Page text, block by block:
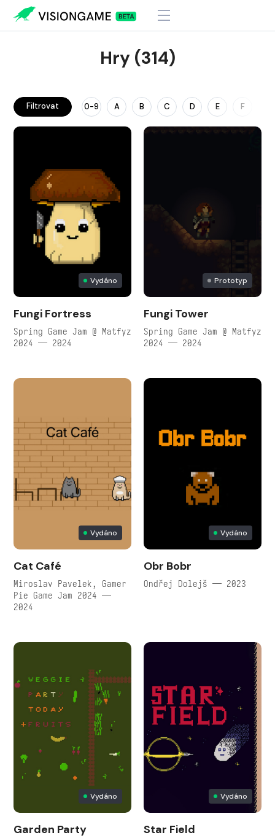
Hry (314)
Filtrovat 0-9 A B C D E F
Vydáno
Fungi Fortress
Spring Game Jam @ Matfyz
2024 — 2024
Prototyp
Fungi Tower
Spring Game Jam @ Matfyz
2024 — 2024
Vydáno
Cat Café
Miroslav Pavelek, Gamer
Pie Game Jam 2024 —
2024
Vydáno
Obr Bobr
Ondřej Dolejš — 2023
Vydáno
Garden Party
Vydáno
Star Field